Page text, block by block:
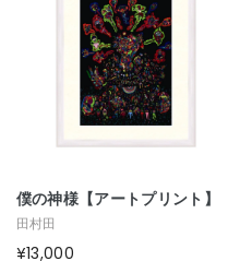
僕の神様【アートプリント】
田村田
¥13,000